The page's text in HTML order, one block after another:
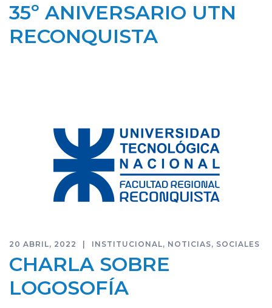
35º ANIVERSARIO UTN
RECONQUISTA
20 ABRIL, 2022 INSTITUCIONAL, NOTICIAS, SOCIALES
CHARLA SOBRE
LOGOSOFÍA